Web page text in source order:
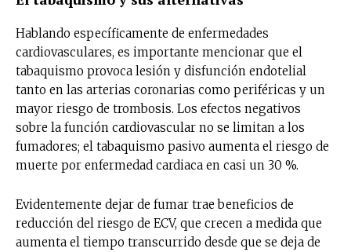
Hablando específicamente de enfermedades
cardiovasculares, es importante mencionar que el
tabaquismo provoca lesión y disfunción endotelial
tanto en las arterias coronarias como periféricas y un
mayor riesgo de trombosis. Los efectos negativos
sobre la función cardiovascular no se limitan a los
fumadores; el tabaquismo pasivo aumenta el riesgo de
muerte por enfermedad cardiaca en casi un 30 %.
Evidentemente dejar de fumar trae beneficios de
reducción del riesgo de ECV, que crecen a medida que
aumenta el tiempo transcurrido desde que se deja de